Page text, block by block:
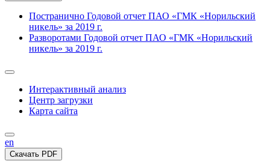
Постранично Годовой отчет ПАО «ГМК «Норильский
никель» за 2019 г.
Разворотами Годовой отчет ПАО «ГМК «Норильский
никель» за 2019 г.
Интерактивный анализ
Центр загрузки
Карта сайта
en
Скачать PDF